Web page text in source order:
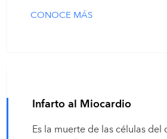
CONOCE MÁS
Infarto al Miocardio
Es la muerte de las células